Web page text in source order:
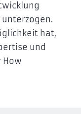
unterzogen.
hat,
und
How